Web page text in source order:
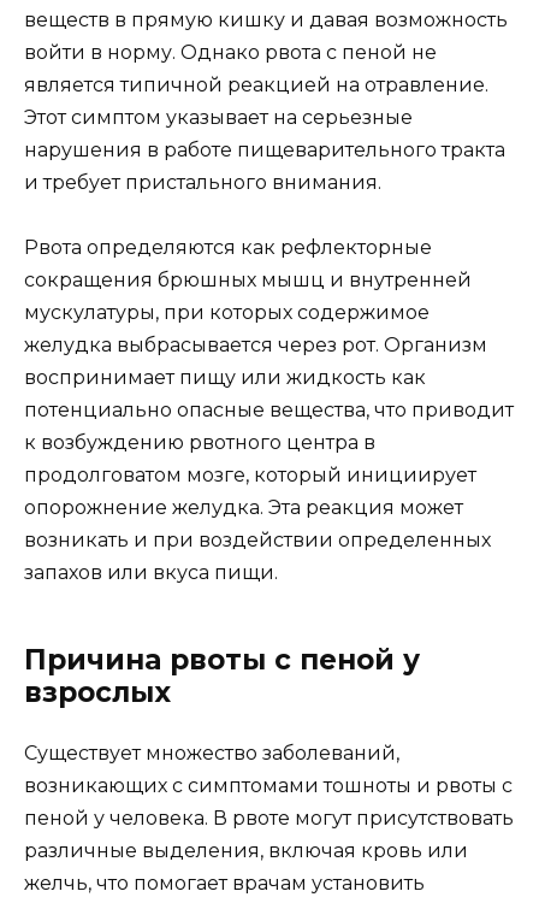
веществ в прямую кишку и давая возможность
войти в норму. Однако рвота с пеной не
является типичной реакцией на отравление.
Этот симптом указывает на серьезные
нарушения в работе пищеварительного тракта
и требует пристального внимания.
Рвота определяются как рефлекторные
сокращения брюшных мышц и внутренней
мускулатуры, при которых содержимое
желудка выбрасывается через рот. Организм
воспринимает пищу или жидкость как
потенциально опасные вещества, что приводит
к возбуждению рвотного центра в
продолговатом мозге, который инициирует
опорожнение желудка. Эта реакция может
возникать и при воздействии определенных
запахов или вкуса пищи.
Причина рвоты с пеной у
взрослых
Существует множество заболеваний,
возникающих с симптомами тошноты и рвоты с
пеной у человека. В рвоте могут присутствовать
различные выделения, включая кровь или
желчь, что помогает врачам установить